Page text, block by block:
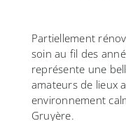
Partiellement
soin au fil des
représente une
amateurs de lieux
environnement
Gruyère.